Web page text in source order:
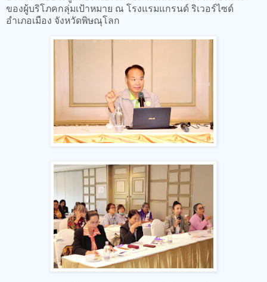
ของผู้บริโภคกลุ่มเป้าหมาย ณ โรงแรมแกรนด์ ริเวอร์ไซด์
อำเภอเมือง จังหวัดพิษณุโลก